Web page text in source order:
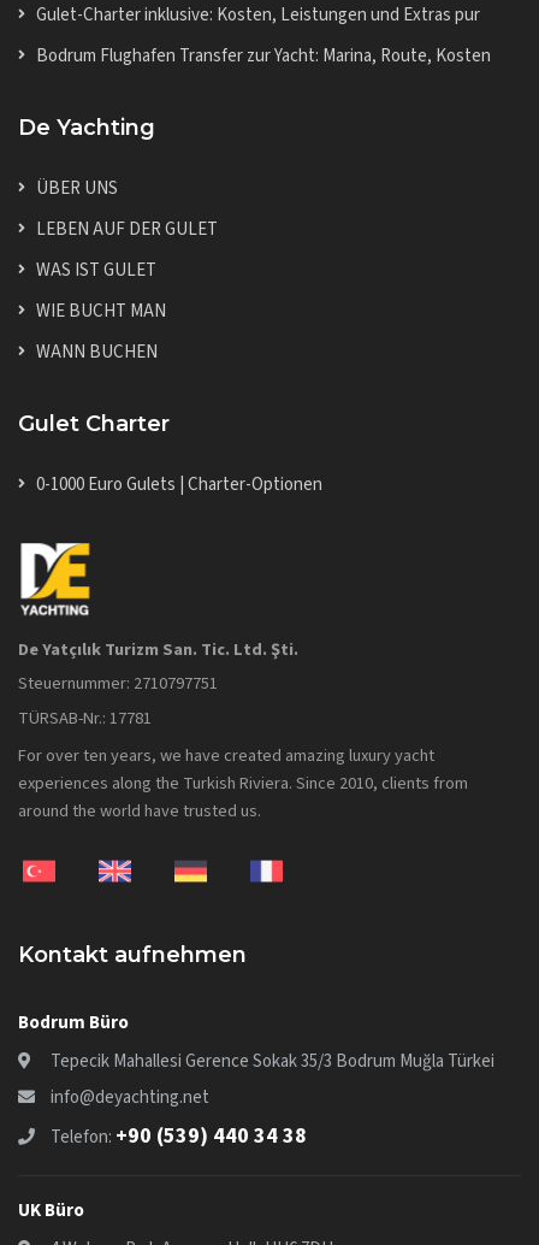
Gulet-Charter inklusive: Kosten, Leistungen und Extras pur
Bodrum Flughafen Transfer zur Yacht: Marina, Route, Kosten
De Yachting
ÜBER UNS
LEBEN AUF DER GULET
WAS IST GULET
WIE BUCHT MAN
WANN BUCHEN
Gulet Charter
0-1000 Euro Gulets | Charter-Optionen
De Yatçılık Turizm San. Tic. Ltd. Şti.
Steuernummer: 2710797751
TÜRSAB-Nr.: 17781
For over ten years, we have created amazing luxury yacht
experiences along the Turkish Riviera. Since 2010, clients from
around the world have trusted us.
Kontakt aufnehmen
Bodrum Büro
Tepecik Mahallesi Gerence Sokak 35/3 Bodrum Muğla Türkei
info@deyachting.net
Telefon: +90 (539) 440 34 38
UK Büro